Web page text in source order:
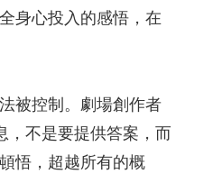
身心投入的感悟，在
被控制。劇場創作者
，不是要提供答案，而
悟，超越所有的概